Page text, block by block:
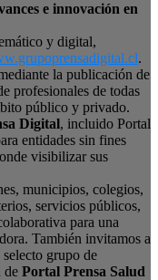
e innovación en
y digital,
.
la publicación de
profesionales de todas
público y privado.
Digital, incluido Portal
entidades sin fines
visibilizar sus
municipios, colegios,
servicios públicos,
para una
También invitamos a
selecto grupo de
de Portal Prensa Salud